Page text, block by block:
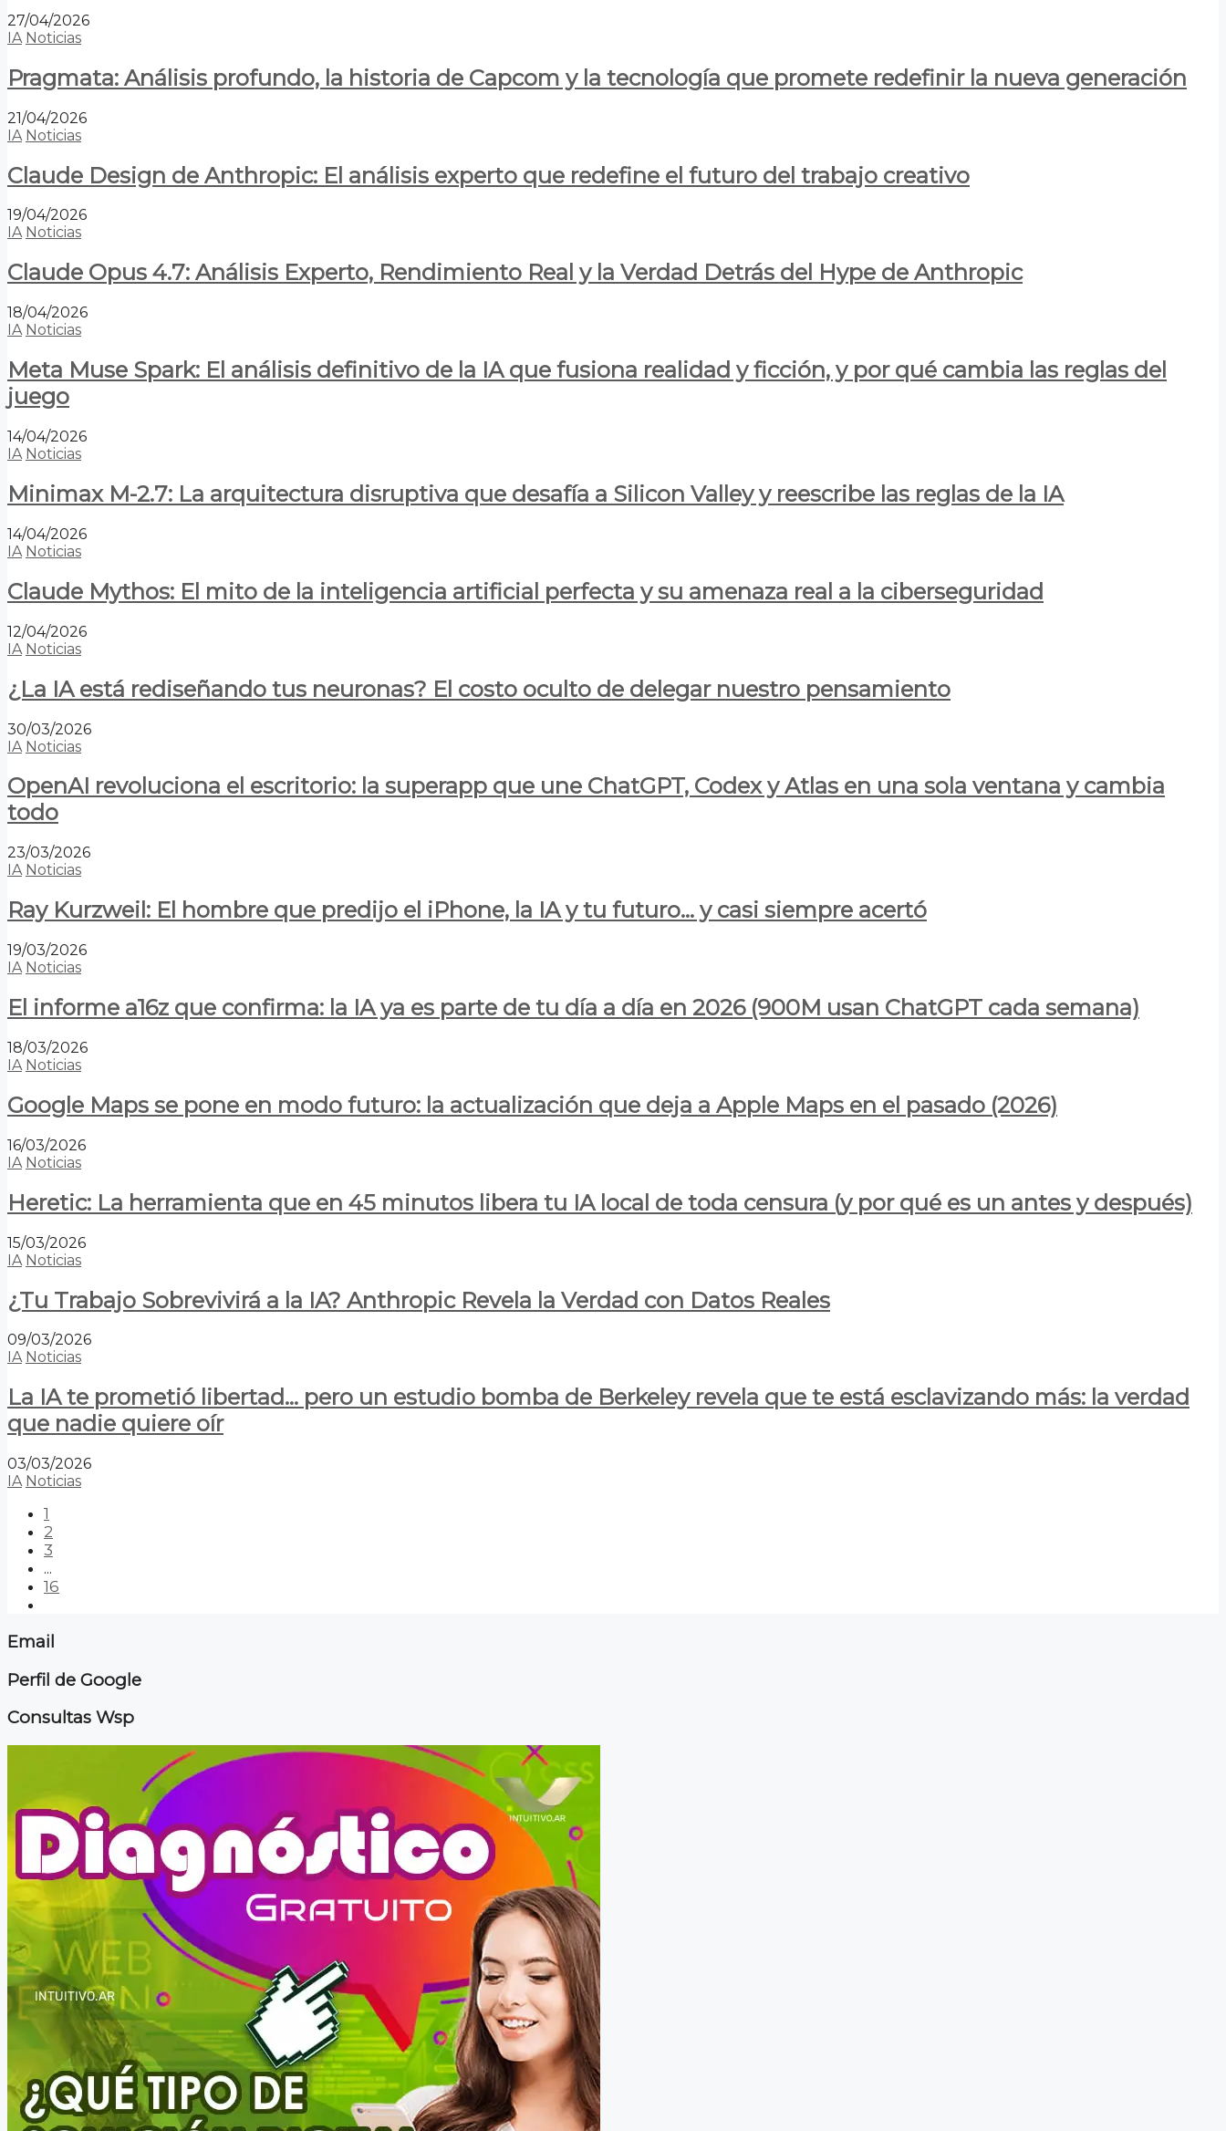
27/04/2026
IA Noticias
Pragmata: Análisis profundo, la historia de Capcom y la tecnología que promete redefinir la nueva generación
21/04/2026
IA Noticias
Claude Design de Anthropic: El análisis experto que redefine el futuro del trabajo creativo
19/04/2026
IA Noticias
Claude Opus 4.7: Análisis Experto, Rendimiento Real y la Verdad Detrás del Hype de Anthropic
18/04/2026
IA Noticias
Meta Muse Spark: El análisis definitivo de la IA que fusiona realidad y ficción, y por qué cambia las reglas del
juego
14/04/2026
IA Noticias
Minimax M-2.7: La arquitectura disruptiva que desafía a Silicon Valley y reescribe las reglas de la IA
14/04/2026
IA Noticias
Claude Mythos: El mito de la inteligencia artificial perfecta y su amenaza real a la ciberseguridad
12/04/2026
IA Noticias
¿La IA está rediseñando tus neuronas? El costo oculto de delegar nuestro pensamiento
30/03/2026
IA Noticias
OpenAI revoluciona el escritorio: la superapp que une ChatGPT, Codex y Atlas en una sola ventana y cambia
todo
23/03/2026
IA Noticias
Ray Kurzweil: El hombre que predijo el iPhone, la IA y tu futuro… y casi siempre acertó
19/03/2026
IA Noticias
El informe a16z que confirma: la IA ya es parte de tu día a día en 2026 (900M usan ChatGPT cada semana)
18/03/2026
IA Noticias
Google Maps se pone en modo futuro: la actualización que deja a Apple Maps en el pasado (2026)
16/03/2026
IA Noticias
Heretic: La herramienta que en 45 minutos libera tu IA local de toda censura (y por qué es un antes y después)
15/03/2026
IA Noticias
¿Tu Trabajo Sobrevivirá a la IA? Anthropic Revela la Verdad con Datos Reales
09/03/2026
IA Noticias
La IA te prometió libertad… pero un estudio bomba de Berkeley revela que te está esclavizando más: la verdad
que nadie quiere oír
03/03/2026
IA Noticias
1
2
3
...
16
Email
Perfil de Google
Consultas Wsp